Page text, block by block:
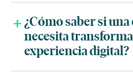
¿Cómo saber si
necesita
experiencia digital?